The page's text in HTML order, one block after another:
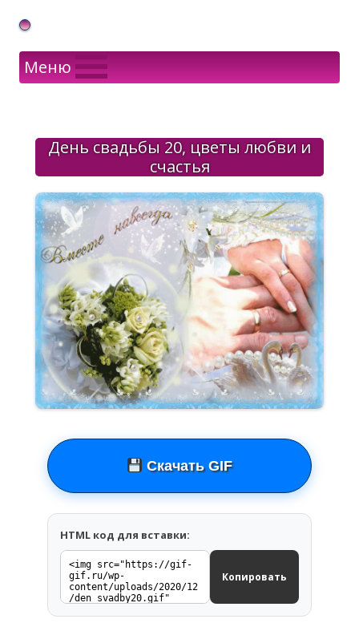
Gif Открытки в подарок
Меню
День свадьбы 20, цветы любви и
счастья
Скачать GIF
HTML код для вставки:
Копировать